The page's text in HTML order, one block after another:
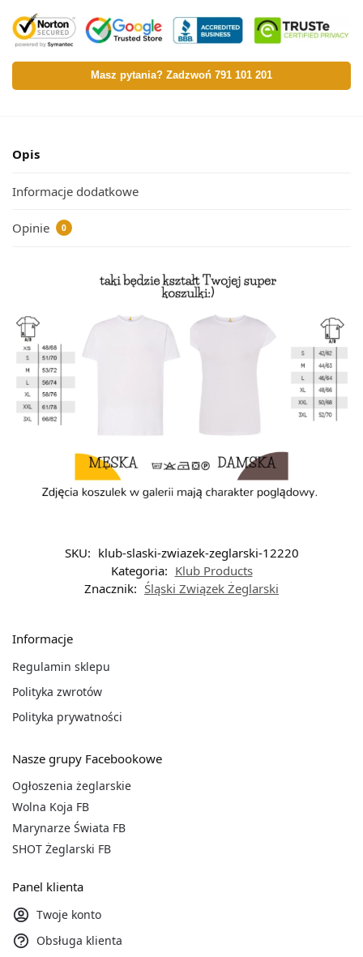
Masz pytania? Zadzwoń 791 101 201
Opis
Informacje dodatkowe
Opinie 0
SKU: klub-slaski-zwiazek-zeglarski-12220
Kategoria: Klub Products
Znacznik: Śląski Związek Żeglarski
Informacje
Regulamin sklepu
Polityka zwrotów
Polityka prywatności
Nasze grupy Facebookowe
Ogłoszenia żeglarskie
Wolna Koja FB
Marynarze Świata FB
SHOT Żeglarski FB
Panel klienta
Twoje konto
Obsługa klienta